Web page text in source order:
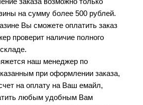
на сумму более 500 рублей.
Вы сможете оплатить заказ
проверит наличие полного
наш менеджер по
при оформлении заказа,
на оплату на Ваш емайл,
любым удобным Вам